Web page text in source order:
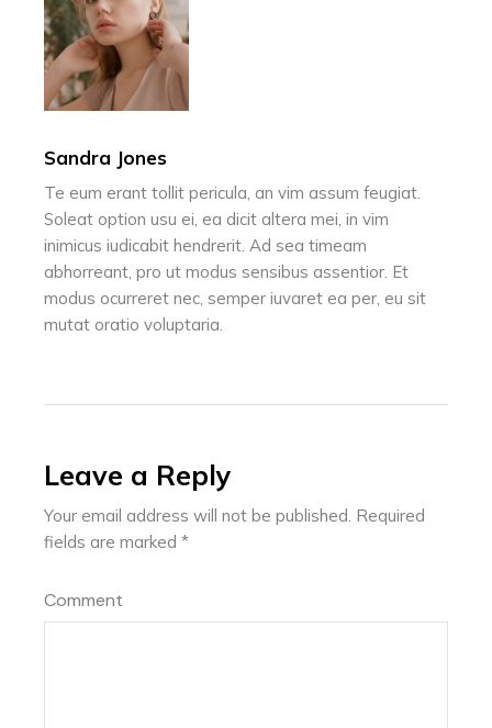
Sandra Jones
Te eum erant tollit pericula, an vim assum feugiat.
Soleat option usu ei, ea dicit altera mei, in vim
inimicus iudicabit hendrerit. Ad sea timeam
abhorreant, pro ut modus sensibus assentior. Et
modus ocurreret nec, semper iuvaret ea per, eu sit
mutat oratio voluptaria.
Leave a Reply
Your email address will not be published. Required
fields are marked*
Comment